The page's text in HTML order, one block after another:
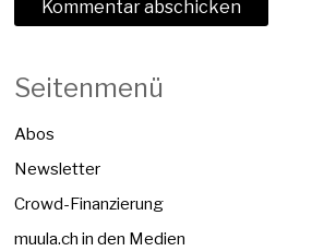
Seitenmenü
Abos
Newsletter
Crowd-Finanzierung
muula.ch in den Medien